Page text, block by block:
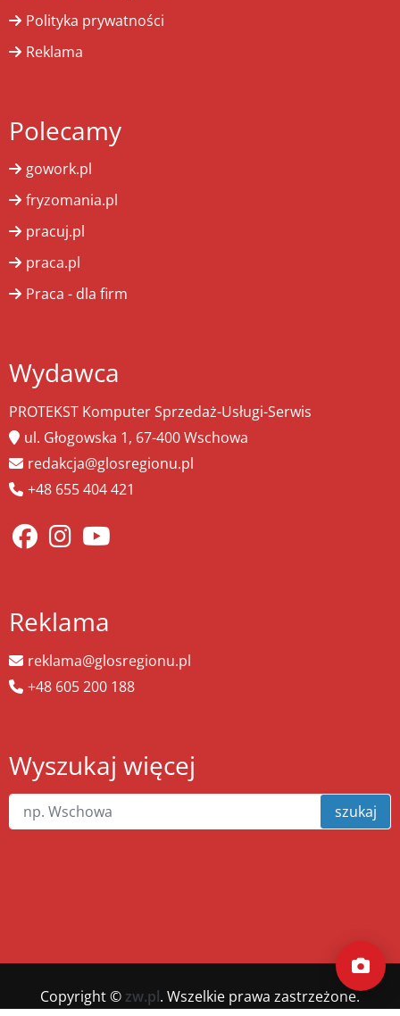
Polityka prywatności
Reklama
Polecamy
gowork.pl
fryzomania.pl
pracuj.pl
praca.pl
Praca - dla firm
Wydawca
PROTEKST Komputer Sprzedaż-Usługi-Serwis
ul. Głogowska 1, 67-400 Wschowa
redakcja@glosregionu.pl
+48 655 404 421
Reklama
reklama@glosregionu.pl
+48 605 200 188
Wyszukaj więcej
szukaj
Copyright © zw.pl. Wszelkie prawa zastrzeżone.